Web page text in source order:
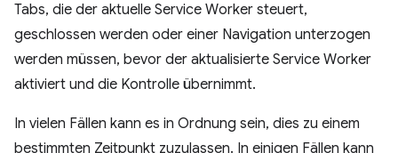
Tabs, die der aktuelle Service Worker steuert,
geschlossen werden oder einer Navigation unterzogen
werden müssen, bevor der aktualisierte Service Worker
aktiviert und die Kontrolle übernimmt.
In vielen Fällen kann es in Ordnung sein, dies zu einem
bestimmten Zeitpunkt zuzulassen. In einigen Fällen kann